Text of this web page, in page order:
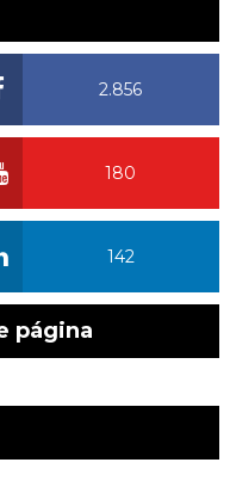
2.856
180
142
página